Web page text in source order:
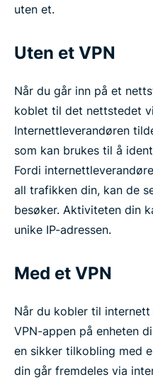
uten et.
Uten et VPN
Når du går inn på et
koblet til det nettstedet
Internettleverandøren
som kan brukes til å
Fordi
all trafikken din, kan de
besøker. Aktiviteten din
unike IP-adressen.
Med et VPN
Når du kobler til
VPN-appen på enheten
en sikker tilkobling med
din går fremdeles via